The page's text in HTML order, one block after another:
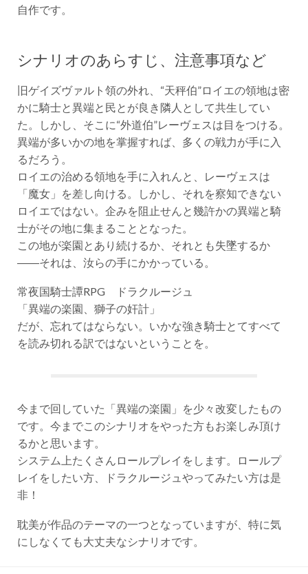
自作です。
シナリオのあらすじ、注意事項など
旧ゲイズヴァルト領の外れ、“天秤伯”ロイエの領地は密
かに騎士と異端と民とが良き隣人として共生してい
た。しかし、そこに“外道伯”レーヴェスは目をつける。
異端が多いかの地を掌握すれば、多くの戦力が手に入
るだろう。
ロイエの治める領地を手に入れんと、レーヴェスは
「魔女」を差し向ける。しかし、それを察知できない
ロイエではない。企みを阻止せんと幾許かの異端と騎
士がその地に集まることとなった。
この地が楽園とあり続けるか、それとも失墜するか
――それは、汝らの手にかかっている。
常夜国騎士譚RPG ドラクルージュ
「異端の楽園、獅子の奸計」
だが、忘れてはならない。いかな強き騎士とてすべて
を読み切れる訳ではないということを。
今まで回していた「異端の楽園」を少々改変したもの
です。今までこのシナリオをやった方もお楽しみ頂け
るかと思います。
システム上たくさんロールプレイをします。ロールプ
レイをしたい方、ドラクルージュやってみたい方は是
非！
耽美が作品のテーマの一つとなっていますが、特に気
にしなくても大丈夫なシナリオです。